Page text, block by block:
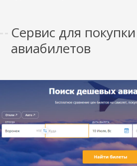
Сервис для покупки
авиабилетов